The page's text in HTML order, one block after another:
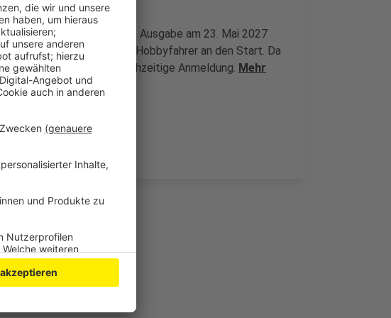
ab sofort für die 109. Ausgabe am 23. Mai 2027
rund 200 Profis und 8.500 Hobbyfahrer an den Start. Da
der Veranstalter eine frühzeitige Anmeldung. Mehr